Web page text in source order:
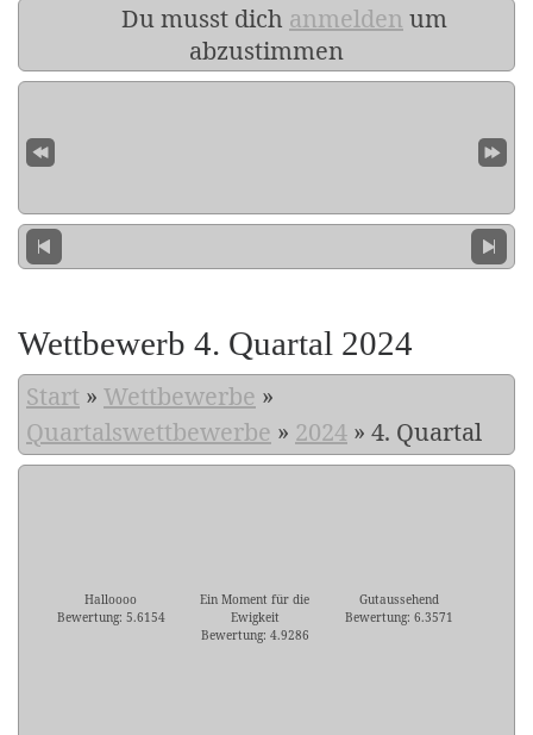
Du musst dich anmelden um
abzustimmen
Wettbewerb 4. Quartal 2024
Start » Wettbewerbe »
Quartalswettbewerbe » 2024 » 4. Quartal
Halloooo
Bewertung: 5.6154
Ein Moment für die
Ewigkeit
Bewertung: 4.9286
Gutaussehend
Bewertung: 6.3571